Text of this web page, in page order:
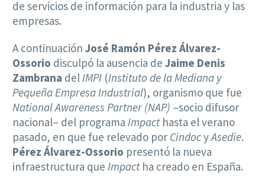
de servicios de información para la industria y las
empresas.
A continuación José Ramón Pérez Álvarez-
Ossorio disculpó la ausencia de Jaime Denis
Zambrana delIMPI (Instituto de la Mediana y
Pequeña Empresa Industrial), organismo que fue
National Awareness Partner (NAP) –socio difusor
nacional– del programa Impacthasta el verano
pasado, en que fue relevado por CindocyAsedie.
Pérez Álvarez-Ossorio presentó la nueva
infraestructura que Impactha creado en España.